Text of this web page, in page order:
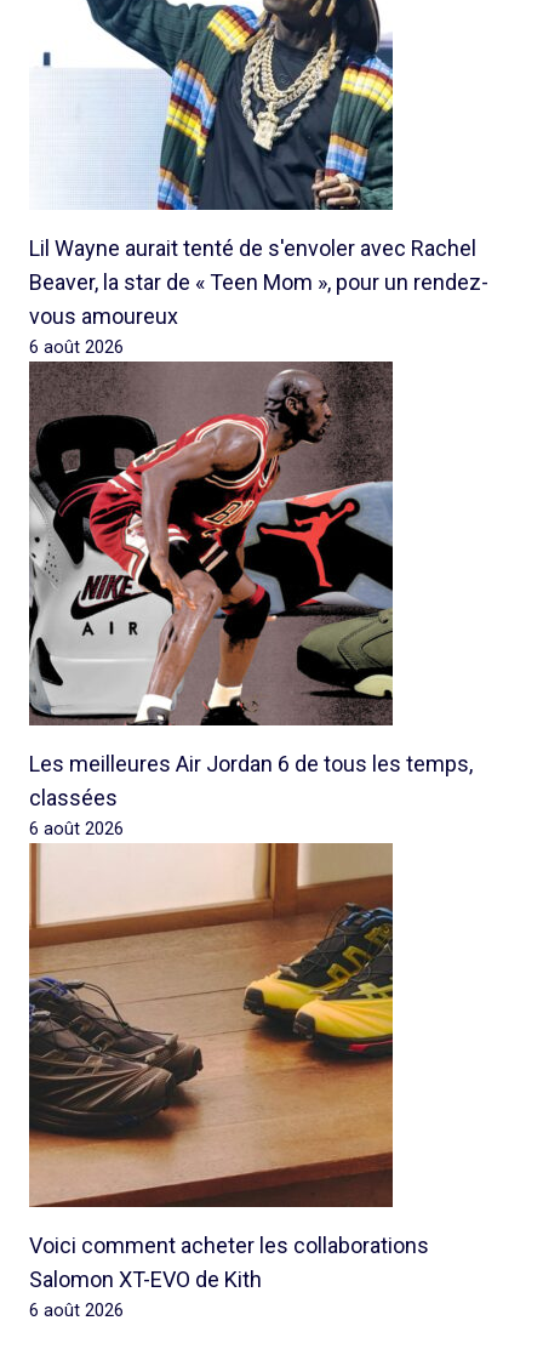
Lil Wayne aurait tenté de s'envoler avec Rachel
Beaver, la star de « Teen Mom », pour un rendez-
vous amoureux
6 août 2026
Les meilleures Air Jordan 6 de tous les temps,
classées
6 août 2026
Voici comment acheter les collaborations
Salomon XT-EVO de Kith
6 août 2026